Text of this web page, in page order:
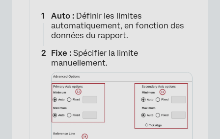
Auto : Définir les limites
automatiquement, en fonction des
données du rapport.
Fixe : Spécifier la limite
manuellement.